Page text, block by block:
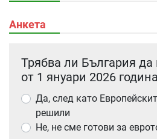
Анкета
Трябва ли България
от 1 януари 2026
Да, след като
решили
Не, не сме готови за